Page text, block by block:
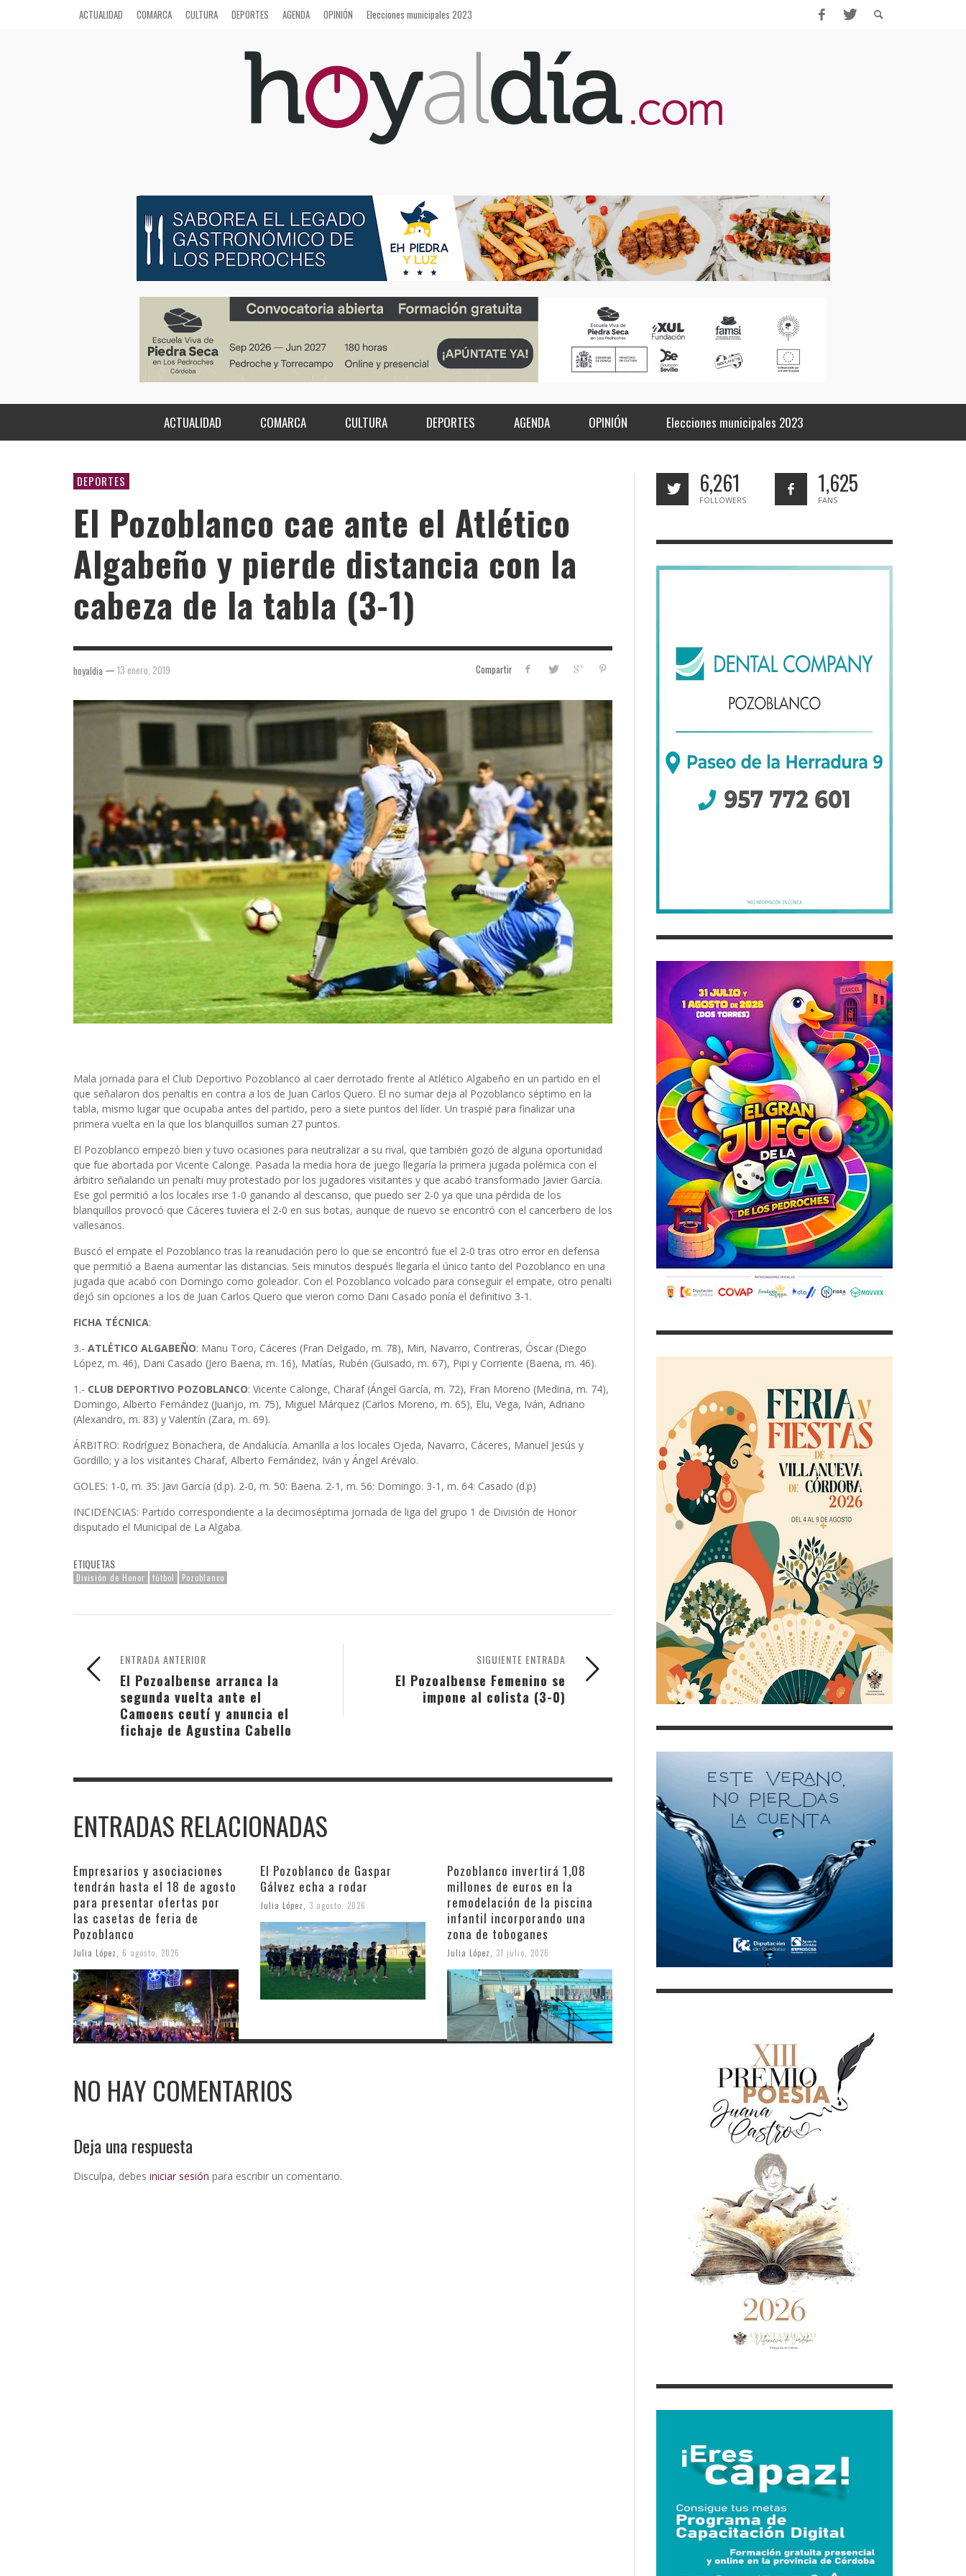
ACTUALIDAD COMARCA CULTURA DEPORTES AGENDA OPINIÓN Elecciones municipales 2023
ACTUALIDAD COMARCA CULTURA DEPORTES AGENDA OPINIÓN Elecciones municipales 2023
DEPORTES
El Pozoblanco cae ante el Atlético
Algabeño y pierde distancia con la
cabeza de la tabla (3-1)
Compartir
hoyaldia — 13 enero, 2019
Mala jornada para el Club Deportivo Pozoblanco al caer derrotado frente al Atlético Algabeño en un partido en el
que señalaron dos penaltis en contra a los de Juan Carlos Quero. El no sumar deja al Pozoblanco séptimo en la
tabla, mismo lugar que ocupaba antes del partido, pero a siete puntos del líder. Un traspié para finalizar una
primera vuelta en la que los blanquillos suman 27 puntos.
El Pozoblanco empezó bien y tuvo ocasiones para neutralizar a su rival, que también gozó de alguna oportunidad
que fue abortada por Vicente Calonge. Pasada la media hora de juego llegaría la primera jugada polémica con el
árbitro señalando un penalti muy protestado por los jugadores visitantes y que acabó transformado Javier García.
Ese gol permitió a los locales irse 1-0 ganando al descanso, que puedo ser 2-0 ya que una pérdida de los
blanquillos provocó que Cáceres tuviera el 2-0 en sus botas, aunque de nuevo se encontró con el cancerbero de los
vallesanos.
Buscó el empate el Pozoblanco tras la reanudación pero lo que se encontró fue el 2-0 tras otro error en defensa
que permitió a Baena aumentar las distancias. Seis minutos después llegaría el único tanto del Pozoblanco en una
jugada que acabó con Domingo como goleador. Con el Pozoblanco volcado para conseguir el empate, otro penalti
dejó sin opciones a los de Juan Carlos Quero que vieron como Dani Casado ponía el definitivo 3-1.
FICHA TÉCNICA:
3.- ATLÉTICO ALGABEÑO: Manu Toro, Cáceres (Fran Delgado, m. 78), Miri, Navarro, Contreras, Óscar (Diego
López, m. 46), Dani Casado (Jero Baena, m. 16), Matías, Rubén (Guisado, m. 67), Pipi y Corriente (Baena, m. 46).
1.- CLUB DEPORTIVO POZOBLANCO: Vicente Calonge, Charaf (Ángel García, m. 72), Fran Moreno (Medina, m. 74),
Domingo, Alberto Fernández (Juanjo, m. 75), Miguel Márquez (Carlos Moreno, m. 65), Elu, Vega, Iván, Adriano
(Alexandro, m. 83) y Valentín (Zara, m. 69).
ÁRBITRO: Rodríguez Bonachera, de Andalucía. Amarilla a los locales Ojeda, Navarro, Cáceres, Manuel Jesús y
Gordillo; y a los visitantes Charaf, Alberto Fernández, Iván y Ángel Arévalo.
GOLES: 1-0, m. 35: Javi García (d.p). 2-0, m. 50: Baena. 2-1, m. 56: Domingo. 3-1, m. 64: Casado (d.p)
INCIDENCIAS: Partido correspondiente a la decimoséptima jornada de liga del grupo 1 de División de Honor
disputado el Municipal de La Algaba.
ETIQUETAS
División de Honor fútbol Pozoblanco
SIGUIENTE ENTRADA
El Pozoalbense Femenino se
impone al colista (3-0)
ENTRADA ANTERIOR
El Pozoalbense arranca la
segunda vuelta ante el
Camoens ceutí y anuncia el
fichaje de Agustina Cabello
ENTRADAS RELACIONADAS
Empresarios y asociaciones
tendrán hasta el 18 de agosto
para presentar ofertas por
las casetas de feria de
Pozoblanco
Julia López 6 agosto, 2026
El Pozoblanco de Gaspar
Gálvez echa a rodar
Julia López 3 agosto, 2026
Pozoblanco invertirá 1,08
millones de euros en la
remodelación de la piscina
infantil incorporando una
zona de toboganes
Julia López 31 julio, 2026
NO HAY COMENTARIOS
Deja una respuesta
Disculpa, debes iniciar sesión para escribir un comentario.
6,261
FOLLOWERS
1,625
FANS